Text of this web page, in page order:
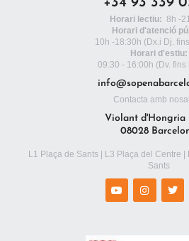
+34 93 339
Horari lectiu: 8h -
Horari d'atenció
10h -18:30h (Dx.i Dj.
Horari d'estiu:
09:30 - 16:00h (Dv. fins
Contacta amb
Violant d'Hongria
08028
L1 Plaça de Sants | L3 Plaça del Centre
Sants